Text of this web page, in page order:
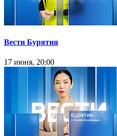
Вести Бурятия
17 июня, 20:00